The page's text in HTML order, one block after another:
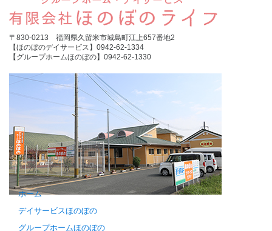
〒830-0213 福岡県久留米市城島町江上657番地2
【ほのぼのデイサービス】0942-62-1334
【グループホームほのぼの】0942-62-1330
ホーム
デイサービスほのぼの
グループホームほのぼの